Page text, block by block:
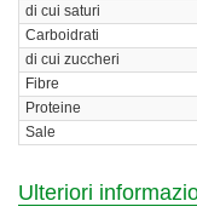
di cui saturi
Carboidrati
di cui zuccheri
Fibre
Proteine
Sale
Ulteriori